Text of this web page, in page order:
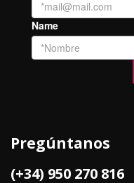
Pregúntanos
(+34) 950 270 816